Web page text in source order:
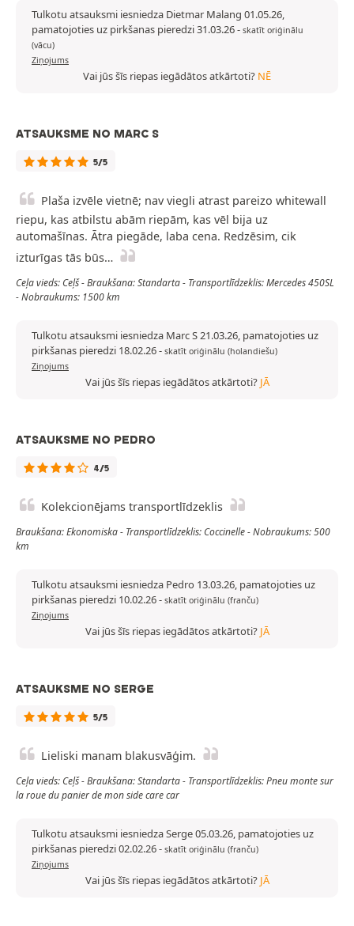
Tulkotu atsauksmi iesniedza Dietmar Malang 01.05.26,
pamatojoties uz pirkšanas pieredzi 31.03.26- skatīt oriģinālu
(vācu)
Ziņojums
Vai jūs šīs riepas iegādātos atkārtoti? NĒ
ATSAUKSME NO MARC S
5/5
Plaša izvēle vietnē; nav viegli atrast pareizo whitewall
riepu, kas atbilstu abām riepām, kas vēl bija uz
automašīnas. Ātra piegāde, laba cena. Redzēsim, cik
izturīgas tās būs…
Ceļa vieds: Ceļš - Braukšana: Standarta - Transportlīdzeklis: Mercedes 450SL
- Nobraukums: 1500 km
Tulkotu atsauksmi iesniedza Marc S 21.03.26, pamatojoties uz
pirkšanas pieredzi 18.02.26- skatīt oriģinālu (holandiešu)
Ziņojums
Vai jūs šīs riepas iegādātos atkārtoti? JĀ
ATSAUKSME NO PEDRO
4/5
Kolekcionējams transportlīdzeklis
Braukšana: Ekonomiska - Transportlīdzeklis: Coccinelle - Nobraukums: 500
km
Tulkotu atsauksmi iesniedza Pedro 13.03.26, pamatojoties uz
pirkšanas pieredzi 10.02.26- skatīt oriģinālu (franču)
Ziņojums
Vai jūs šīs riepas iegādātos atkārtoti? JĀ
ATSAUKSME NO SERGE
5/5
Lieliski manam blakusvāģim.
Ceļa vieds: Ceļš - Braukšana: Standarta - Transportlīdzeklis: Pneu monte sur
la roue du panier de mon side care car
Tulkotu atsauksmi iesniedza Serge 05.03.26, pamatojoties uz
pirkšanas pieredzi 02.02.26- skatīt oriģinālu (franču)
Ziņojums
Vai jūs šīs riepas iegādātos atkārtoti? JĀ